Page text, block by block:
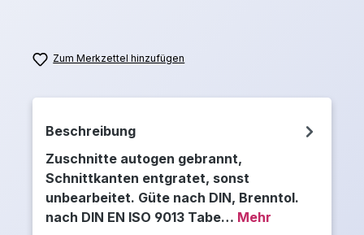
Zum Merkzettel hinzufügen
Beschreibung
Zuschnitte autogen gebrannt,
Schnittkanten entgratet, sonst
unbearbeitet. Güte nach DIN, Brenntol.
nach DIN EN ISO 9013 Tabe… Mehr